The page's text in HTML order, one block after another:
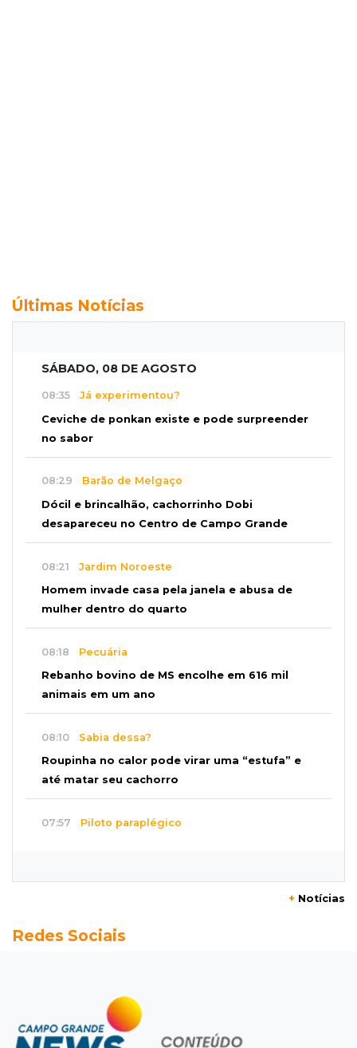
Últimas Notícias
SÁBADO, 08 DE AGOSTO
08:35 Já experimentou?
Ceviche de ponkan existe e pode surpreender
no sabor
08:29 Barão de Melgaço
Dócil e brincalhão, cachorrinho Dobi
desapareceu no Centro de Campo Grande
08:21 Jardim Noroeste
Homem invade casa pela janela e abusa de
mulher dentro do quarto
08:18 Pecuária
Rebanho bovino de MS encolhe em 616 mil
animais em um ano
08:10 Sabia dessa?
Roupinha no calor pode virar uma “estufa” e
até matar seu cachorro
07:57 Piloto paraplégico
É só abrir o porta-malas: Fábio assa chipa e
Pergunta do dia
Praticar esportes juntos fortalece a relação
entre pai e filho?
+ Notícias
Redes Sociais